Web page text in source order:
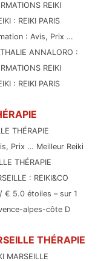
REIKI
: REIKI PARIS
: Avis, Prix …
ANNALORO :
REIKI
: REIKI PARIS
THÉRAPIE
Prix … Meilleur Reiki
THÉRAPIE
: REIKI&CO
€ 5.0 étoiles – sur 1
alpes-côte D
THÉRAPIE
MARSEILLE